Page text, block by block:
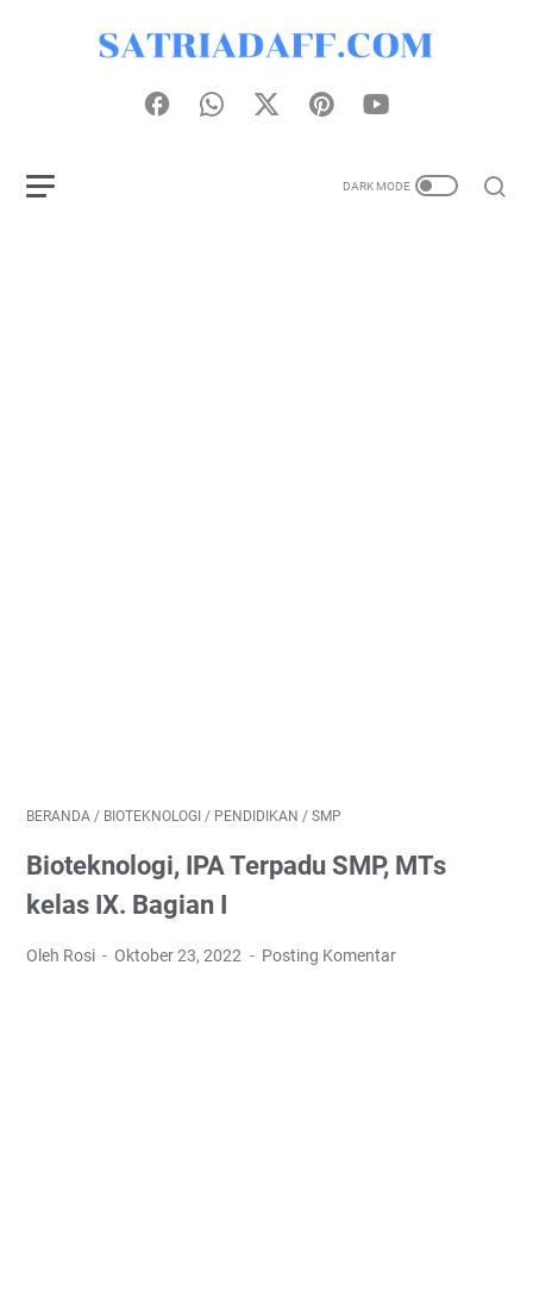
BERANDA / BIOTEKNOLOGI / PENDIDIKAN / SMP
Bioteknologi, IPA Terpadu SMP, MTs
kelas IX. Bagian I
Oleh Rosi Oktober 23, 2022 Posting Komentar